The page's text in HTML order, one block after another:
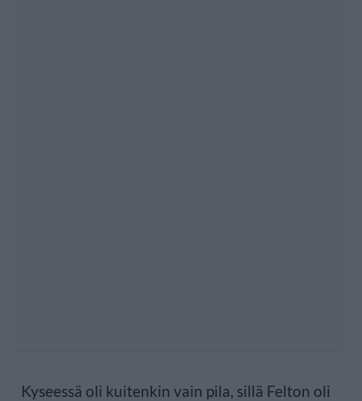
Kyseessä oli kuitenkin vain pila, sillä Felton oli